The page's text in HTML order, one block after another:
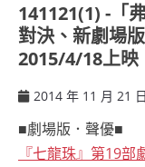
141121(1) -「
對決、新劇場
2015/4/18上映
2014 年 11 月 21 日
■劇場版．聲優■
『七龍珠』第19